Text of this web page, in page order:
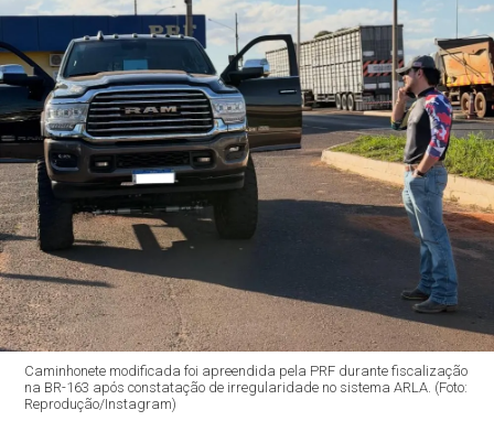
Caminhonete modificada foi apreendida pela PRF durante fiscalização
na BR-163 após constatação de irregularidade no sistema ARLA. (Foto:
Reprodução/Instagram)